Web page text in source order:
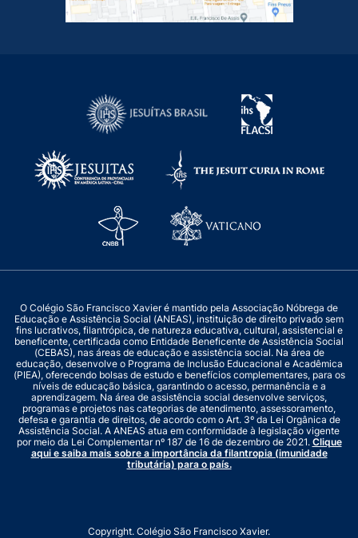
O Colégio São Francisco Xavier é mantido pela Associação Nóbrega de
Educação e Assistência Social (ANEAS), instituição de direito privado sem
fins lucrativos, filantrópica, de natureza educativa, cultural, assistencial e
beneficente, certificada como Entidade Beneficente de Assistência Social
(CEBAS), nas áreas de educação e assistência social. Na área de
educação, desenvolve o Programa de Inclusão Educacional e Acadêmica
(PIEA), oferecendo bolsas de estudo e benefícios complementares, para os
níveis de educação básica, garantindo o acesso, permanência e a
aprendizagem. Na área de assistência social desenvolve serviços,
programas e projetos nas categorias de atendimento, assessoramento,
defesa e garantia de direitos, de acordo com o Art. 3º da Lei Orgânica de
Assistência Social. A ANEAS atua em conformidade à legislação vigente
por meio da Lei Complementar nº 187 de 16 de dezembro de 2021. Clique
aqui e saiba mais sobre a importância da filantropia (imunidade
tributária) para o país.
Copyright. Colégio São Francisco Xavier.